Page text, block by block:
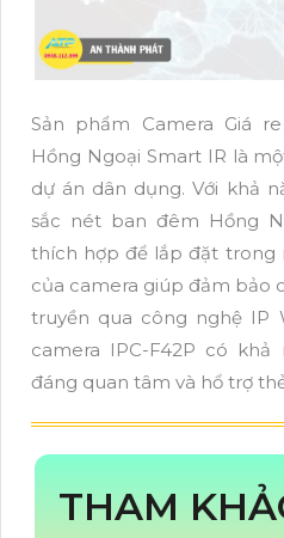
Sản phẩm Camera Giá
Hồng Ngoại Smart IR là
dự án dân dụng. Với khả
sắc nét ban đêm Hồng
thích hợp để lắp đặt trong
của camera giúp đảm bảo
truyền qua công nghệ IP
camera IPC-F42P có
đáng quan tâm và hổ trợ
THAM